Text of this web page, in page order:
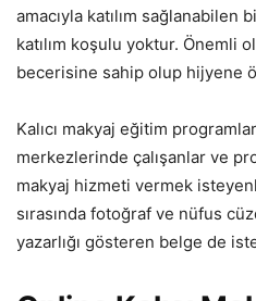
amacıyla katılım sağlanabilen
katılım koşulu yoktur. Önemli
becerisine sahip olup hijyene
Kalıcı makyaj eğitim
merkezlerinde çalışanlar ve
makyaj hizmeti vermek
sırasında fotoğraf ve nüfus
yazarlığı gösteren belge de